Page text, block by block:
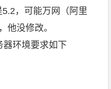
，可能万网（阿里
他没修改。
器环境要求如下